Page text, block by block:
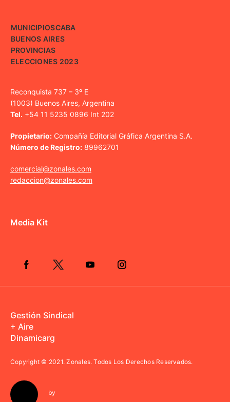
MUNICIPIOSCABA
BUENOS AIRES
PROVINCIAS
ELECCIONES 2023
Reconquista 737 – 3º E
(1003) Buenos Aires, Argentina
Tel. +54 11 5235 0896 Int 202
Propietario: Compañía Editorial Gráfica Argentina S.A.
Número de Registro: 89962701
comercial@zonales.com
redaccion@zonales.com
Media Kit
Gestión Sindical
+ Aire
Dinamicarg
Copyright © 2021.Zonales. Todos Los Derechos Reservados.
by